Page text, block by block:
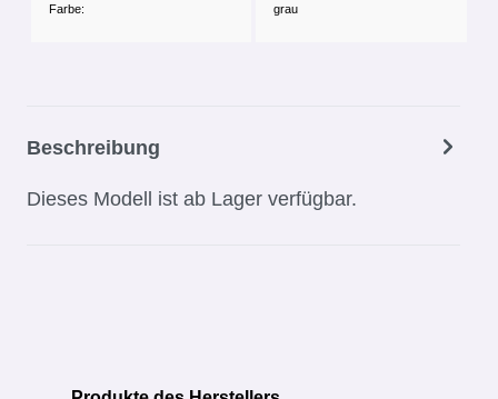
Farbe: grau
Beschreibung
Dieses Modell ist ab Lager verfügbar.
Produktgalerie überspringen